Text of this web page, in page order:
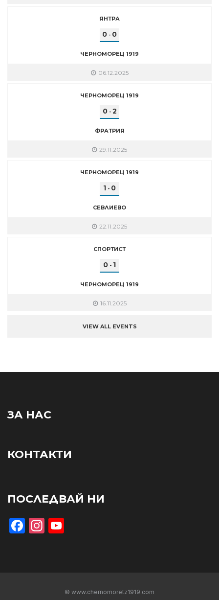
ЯНТРА
0 - 0
ЧЕРНОМОРЕЦ 1919
06.12.2025
ЧЕРНОМОРЕЦ 1919
0- 2
ФРАТРИЯ
29.11.2025
ЧЕРНОМОРЕЦ 1919
1 - 0
СЕВЛИЕВО
22.11.2025
СПОРТИСТ
0 - 1
ЧЕРНОМОРЕЦ 1919
16.11.2025
VIEW ALL EVENTS
ЗА НАС
КОНТАКТИ
ПОСЛЕДВАЙ НИ
Facebook
Instagram
© www.chernomoretz1919.com